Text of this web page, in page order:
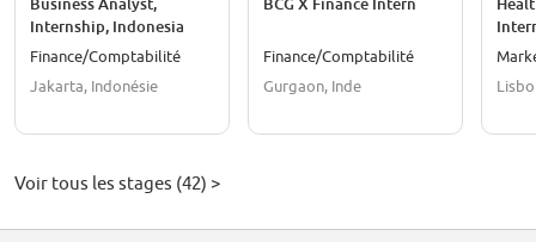
Internship, Indonesia
Finance/Comptabilité
Jakarta, Indonésie
Finance/Comptabilité
Gurgaon, Inde
Voir tous les stages (42) >